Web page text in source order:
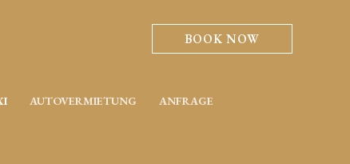
BOOK NOW
AUTOVERMIETUNG ANFRAGE